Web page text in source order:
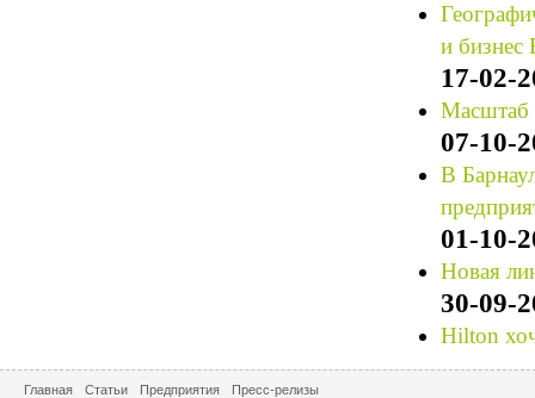
и бизнес
17-02-
Масштаб
07-10-
В
01-10-
Новая
30-09-
Hilton
Главная Статьи Предприятия Пресс-релизы